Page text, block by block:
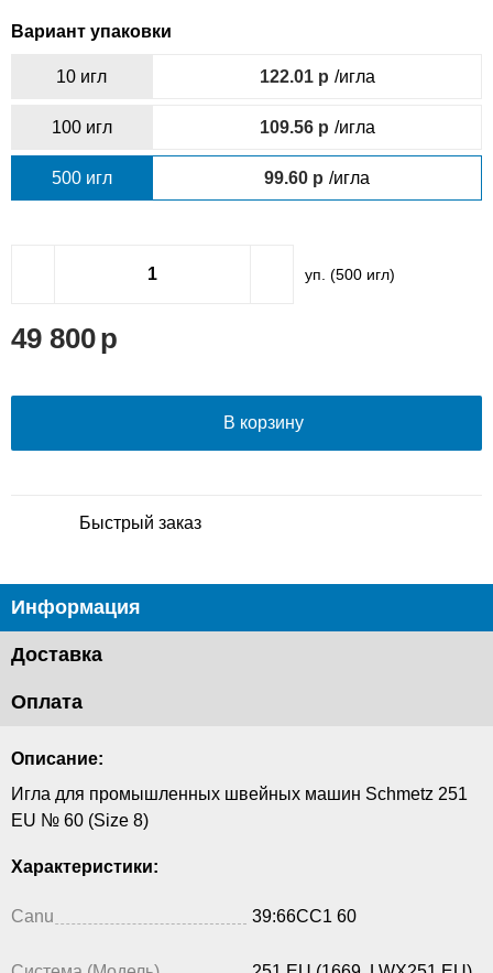
Вариант упаковки
10 игл 122.01 /игла
100 игл 109.56 /игла
500 игл 99.60 /игла
уп. (500игл)
49 800
В корзину
Быстрый заказ
Информация
Доставка
Оплата
Описание:
Игла для промышленных швейных машин Schmetz 251
EU № 60 (Size 8)
Характеристики:
Canu 39:66CC1 60